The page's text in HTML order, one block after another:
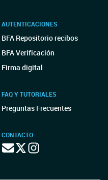
AUTENTICACIONES
BFA Repositorio recibos
BFA Verificación
Firma digital
FAQ Y TUTORIALES
Preguntas Frecuentes
CONTACTO